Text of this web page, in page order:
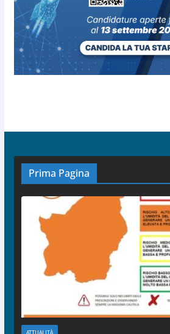
Prima Pagina